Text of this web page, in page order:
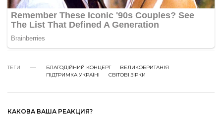
ТЕГИ БЛАГОДІЙНИЙ КОНЦЕРТ
ВЕЛИКОБРИТАНІЯ
ПІДТРИМКА УКРАЇНІ
СВІТОВІ ЗІРКИ
КАКОВА ВАША РЕАКЦИЯ?